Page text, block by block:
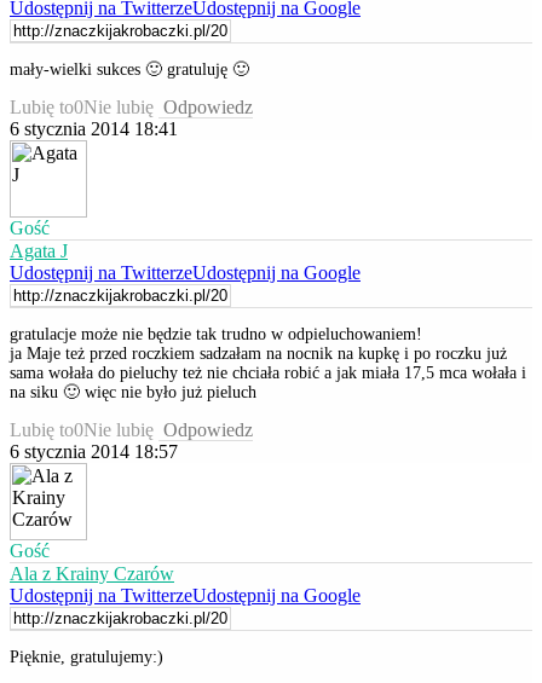
Udostępnij na TwitterzeUdostępnij na Google
mały-wielki sukces 🙂 gratuluję 🙂
Lubię to0Nie lubię Odpowiedz
6 stycznia 2014 18:41
Gość
Agata J
Udostępnij na TwitterzeUdostępnij na Google
gratulacje może nie będzie tak trudno w odpieluchowaniem!
ja Maje też przed roczkiem sadzałam na nocnik na kupkę i po roczku już
sama wołała do pieluchy też nie chciała robić a jak miała 17,5 mca wołała i
na siku 🙂 więc nie było już pieluch
Lubię to0Nie lubię Odpowiedz
6 stycznia 2014 18:57
Gość
Ala z Krainy Czarów
Udostępnij na TwitterzeUdostępnij na Google
Pięknie, gratulujemy:)